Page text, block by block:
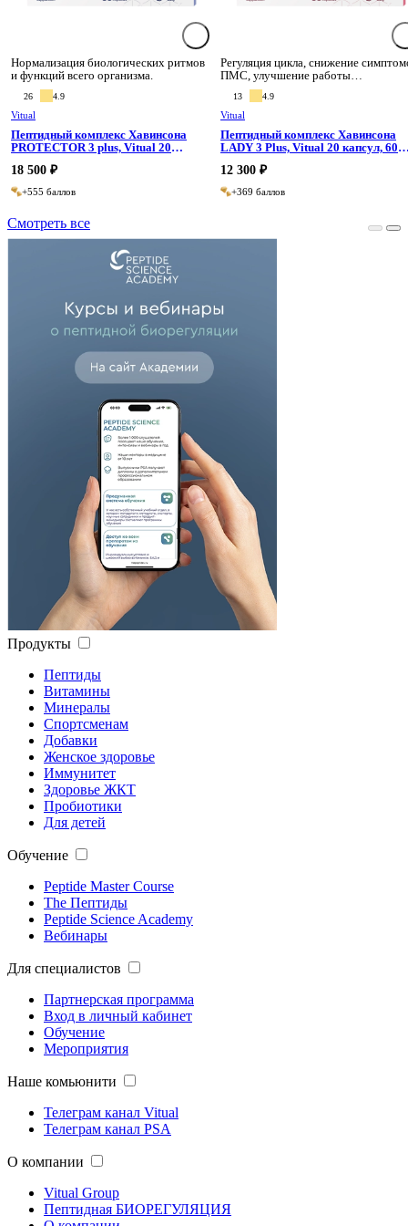
Смотреть все
Нормализация биологических ритмов
и функций всего организма.
26 4.9
Vitual
Пептидный комплекс Хавинсона
PROTECTOR 3 plus, Vitual 20
18 500 ₽
+555 баллов
Регуляция цикла, снижение
ПМС, улучшение работы
репродуктивной системы.
13 4.9
Vitual
Пептидный комплекс Хавинсона
LADY 3 Plus, Vitual 20 капсул, 60
12 300 ₽
+369 баллов
Продукты
Пептиды
Витамины
Минералы
Спортсменам
Добавки
Женское здоровье
Иммунитет
Здоровье ЖКТ
Пробиотики
Для детей
Обучение
Peptide Master Course
The Пептиды
Peptide Science Academy
Вебинары
Для специалистов
Партнерская программа
Вход в личный кабинет
Обучение
Мероприятия
Наше комьюнити
Телеграм канал Vitual
Телеграм канал PSA
О компании
Vitual Group
Пептидная БИОРЕГУЛЯЦИЯ